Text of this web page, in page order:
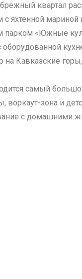
квартал
с яхтенной мариной
парком «Южные
на Кавказские
самый
воркаут-зона и
с домашними